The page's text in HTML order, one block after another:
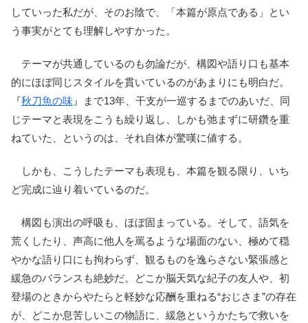
していった私だが、そのお陰で、「本篇が原点である」とい
う事実がとても理解しやすかった。
テーマが共通しているのも勿論だが、構図や語り口も基本
的にほぼ同じスタイルを貫いているのがあまりにも明白だ。
『秋刀魚の味 』まで13年、干支が一巡するまでのあいだ、同
じテーマと表現をこうも繰り返し、しかも弛まずに研鑽を重
ねていた、というのは、それ自体が驚嘆に値する。
しかも、こうしたテーマも表現も、本篇を観る限り、いち
ど完成に辿り着いているのだ。
構図も演出の呼吸も、ほぼ固まっている。そして、語気を
荒くしたり、声高に他人を罵るような場面のない、極めて穏
やかな語り口にも拘わらず、観るものを逸らさない緊張感と
緩急のバランスも絶妙だ。どこか脳天気な紀子の友人や、初
登場のときからやたらと軽妙な応酬を重ねる“おじさま”の存在
が、どこか息苦しいこの物語に、緩急というかたちで救いを